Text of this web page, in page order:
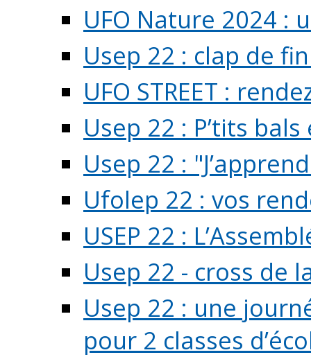
UFO Nature 2024 :
Usep 22 : clap de
UFO STREET :
Usep 22 : P’tits
Usep 22 :
Ufolep 22 : vos
USEP 22 :
Usep 22 - cross de
Usep 22 : une
pour 2 classes